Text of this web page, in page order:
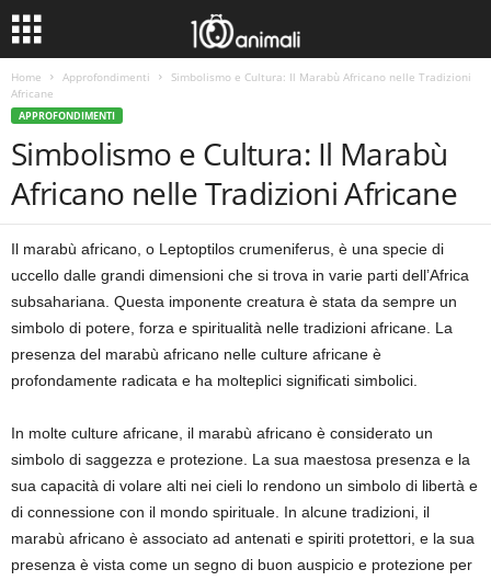
Home Approfondimenti
Simbolismo e Cultura: Il Marabù Africano nelle Tradizioni
Africane
APPROFONDIMENTI
Simbolismo e Cultura: Il Marabù
Africano nelle Tradizioni Africane
Il marabù africano, o Leptoptilos crumeniferus, è una specie di
uccello dalle grandi dimensioni che si trova in varie parti dell’Africa
subsahariana. Questa imponente creatura è stata da sempre un
simbolo di potere, forza e spiritualità nelle tradizioni africane. La
presenza del marabù africano nelle culture africane è
profondamente radicata e ha molteplici significati simbolici.
In molte culture africane, il marabù africano è considerato un
simbolo di saggezza e protezione. La sua maestosa presenza e la
sua capacità di volare alti nei cieli lo rendono un simbolo di libertà e
di connessione con il mondo spirituale. In alcune tradizioni, il
marabù africano è associato ad antenati e spiriti protettori, e la sua
presenza è vista come un segno di buon auspicio e protezione per